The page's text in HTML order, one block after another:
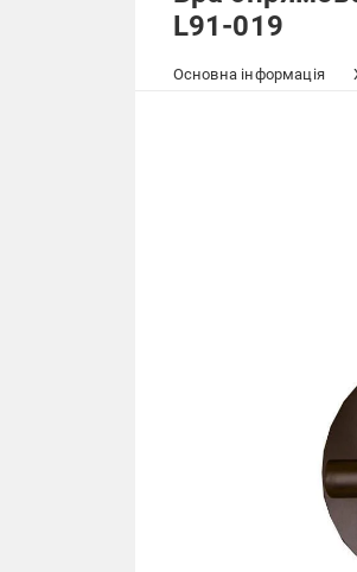
L91-019
Основна інформація